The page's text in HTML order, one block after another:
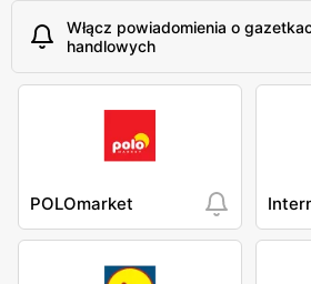
Włącz powiadomienia o
handlowych
POLOmarket